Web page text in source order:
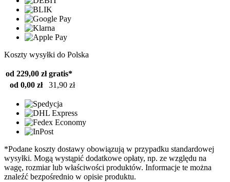
Koszty wysyłki do Polska
od 229,00 zł gratis*
od 0,00 zł
31,90 zł
*Podane koszty dostawy obowiązują w przypadku standardowej
wysyłki. Mogą wystąpić dodatkowe opłaty, np. ze względu na
wagę, rozmiar lub właściwości produktów. Informacje te można
znaleźć bezpośrednio w opisie produktu.